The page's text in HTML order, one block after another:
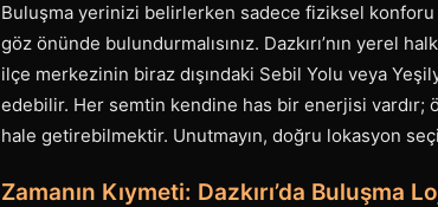
Buluşma yerinizi belirlerken sadece fiziksel
göz önünde bulundurmalısınız. Dazkırı’nın yerel
ilçe merkezinin biraz dışındaki Sebil Yolu veya
edebilir. Her semtin kendine has bir enerjisi
hale getirebilmektir. Unutmayın, doğru lokasyon
Zamanın Kıymeti: Dazkırı’da Buluşma